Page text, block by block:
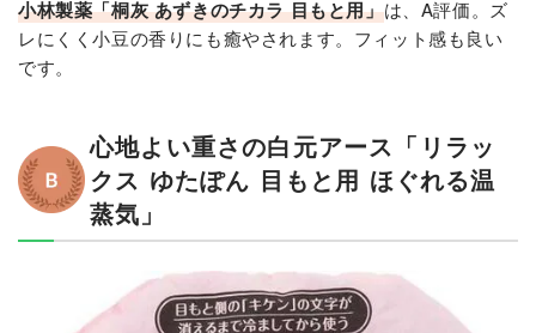
小林製薬「桐灰 あずきのチカラ 目もと用」は、A評価。ズ
レにくく小豆の香りにも癒やされます。フィット感も良い
です。
心地よい重さの白元アース「リラッ
クス ゆたぽん 目もと用 ほぐれる温
蒸気」